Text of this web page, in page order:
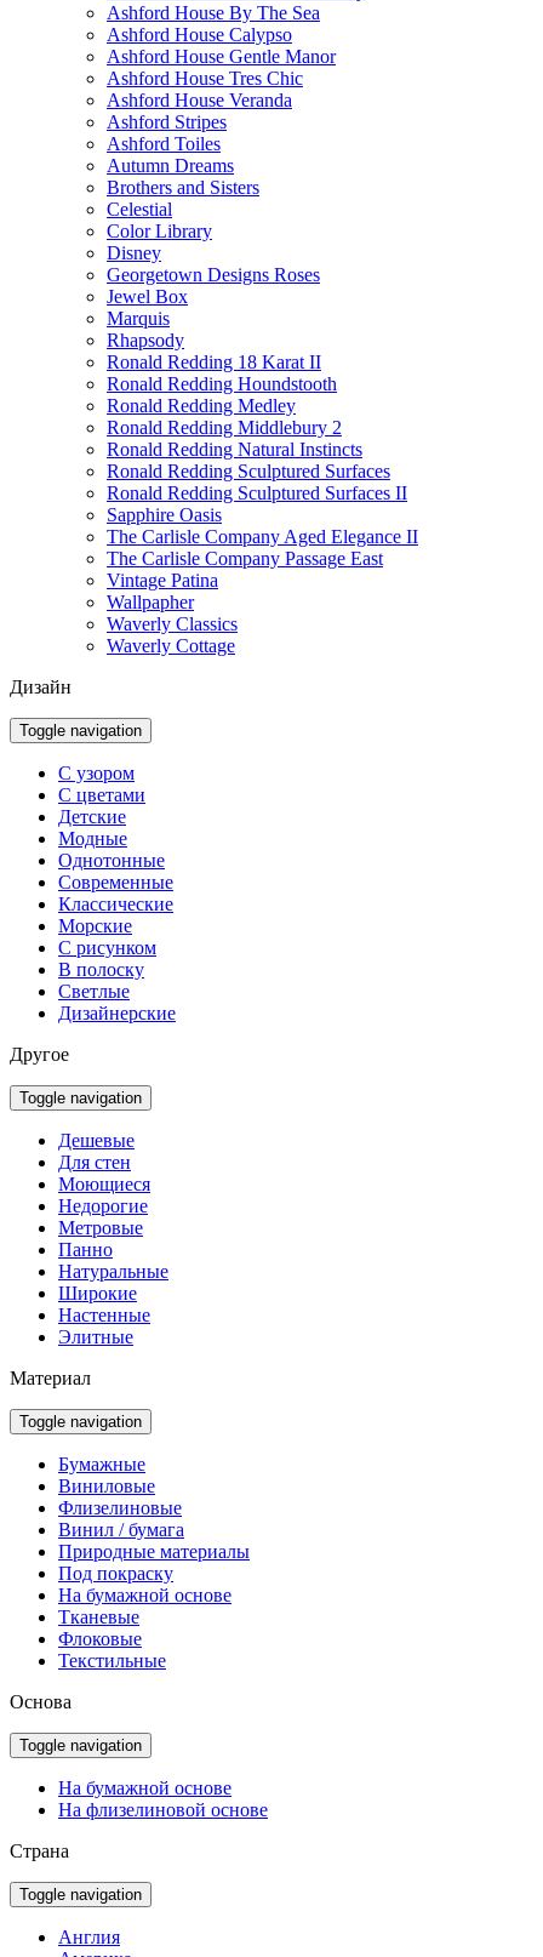
Ashford House By The Sea
Ashford House Calypso
Ashford House Gentle Manor
Ashford House Tres Chic
Ashford House Veranda
Ashford Stripes
Ashford Toiles
Autumn Dreams
Brothers and Sisters
Celestial
Color Library
Disney
Georgetown Designs Roses
Jewel Box
Marquis
Rhapsody
Ronald Redding 18 Karat II
Ronald Redding Houndstooth
Ronald Redding Medley
Ronald Redding Middlebury 2
Ronald Redding Natural Instincts
Ronald Redding Sculptured Surfaces
Ronald Redding Sculptured Surfaces II
Sapphire Oasis
The Carlisle Company Aged Elegance II
The Carlisle Company Passage East
Vintage Patina
Wallpapher
Waverly Classics
Waverly Cottage
Дизайн
Toggle navigation
С узором
С цветами
Детские
Модные
Однотонные
Современные
Классические
Морские
С рисунком
В полоску
Светлые
Дизайнерские
Другое
Toggle navigation
Дешевые
Для стен
Моющиеся
Недорогие
Метровые
Панно
Натуральные
Широкие
Настенные
Элитные
Материал
Toggle navigation
Бумажные
Виниловые
Флизелиновые
Винил / бумага
Природные материалы
Под покраску
На бумажной основе
Тканевые
Флоковые
Текстильные
Основа
Toggle navigation
На бумажной основе
На флизелиновой основе
Страна
Toggle navigation
Англия